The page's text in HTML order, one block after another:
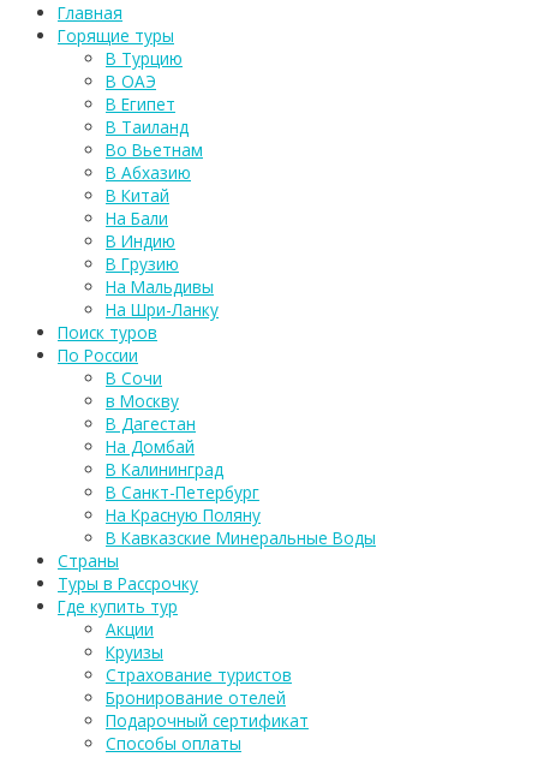
Главная
Горящие туры
В Турцию
В ОАЭ
В Египет
В Таиланд
Во Вьетнам
В Абхазию
В Китай
На Бали
В Индию
В Грузию
На Мальдивы
На Шри-Ланку
Поиск туров
По России
В Сочи
в Москву
В Дагестан
На Домбай
В Калининград
В Санкт-Петербург
На Красную Поляну
В Кавказские Минеральные Воды
Страны
Туры в Рассрочку
Где купить тур
Акции
Круизы
Страхование туристов
Бронирование отелей
Подарочный сертификат
Способы оплаты